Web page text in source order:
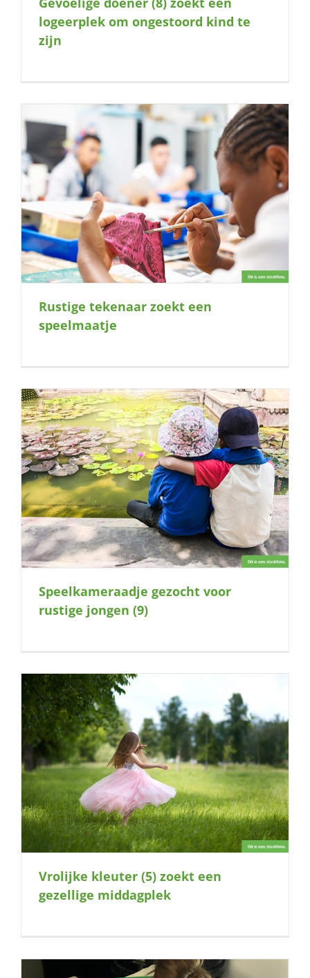
naar:
logeerplek om ongestoord kind te
zijn
Rustige tekenaar zoekt een
speelmaatje
Speelkameraadje gezocht voor
rustige jongen (9)
Vrolijke kleuter (5) zoekt een
gezellige middagplek